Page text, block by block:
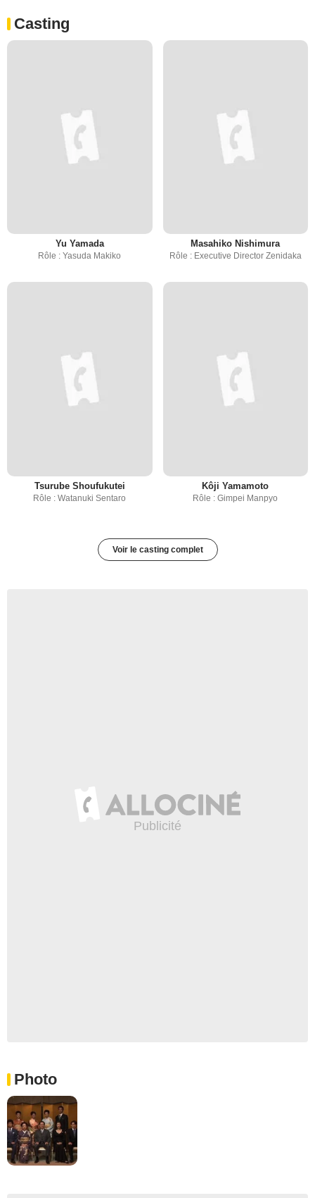
Casting
Yu Yamada
Rôle : Yasuda Makiko
Masahiko Nishimura
Rôle : Executive Director Zenidaka
Tsurube Shoufukutei
Rôle : Watanuki Sentaro
Kôji Yamamoto
Rôle : Gimpei Manpyo
Voir le casting complet
Photo